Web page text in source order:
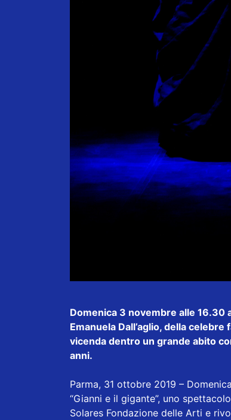
Domenica 3 novembre alle 16.30
Emanuela Dall’aglio, della
vicenda dentro un grande abito
anni.
Parma, 31 ottobre 2019 –
“Gianni e il gigante”, uno
Solares Fondazione delle Arti e